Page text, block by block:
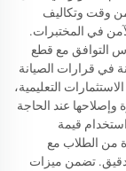
وقت وتكاليف
في المختبرات.
التوافق مع قطع
في قرارات الصيانة
التعليمية،
عند الحاجة
قيمة
من الطلاب مع
تضمن ميزات